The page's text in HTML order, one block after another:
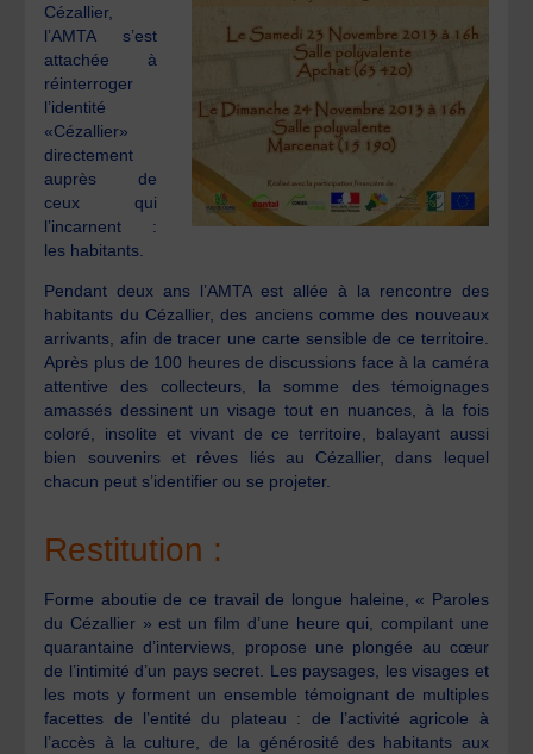
Cézallier,
l’AMTA s’est
attachée à
réinterroger
l’identité
«Cézallier»
directement
auprès de
ceux qui
l’incarnent :
les habitants.
Pendant deux ans l’AMTA est allée à la rencontre des
habitants du Cézallier, des anciens comme des nouveaux
arrivants, afin de tracer une carte sensible de ce territoire.
Après plus de 100 heures de discussions face à la caméra
attentive des collecteurs, la somme des témoignages
amassés dessinent un visage tout en nuances, à la fois
coloré, insolite et vivant de ce territoire, balayant aussi
bien souvenirs et rêves liés au Cézallier, dans lequel
chacun peut s’identifier ou se projeter.
Restitution :
Forme aboutie de ce travail de longue haleine, « Paroles
du Cézallier » est un film d’une heure qui, compilant une
quarantaine d’interviews, propose une plongée au cœur
de l’intimité d’un pays secret. Les paysages, les visages et
les mots y forment un ensemble témoignant de multiples
facettes de l’entité du plateau : de l’activité agricole à
l’accès à la culture, de la générosité des habitants aux